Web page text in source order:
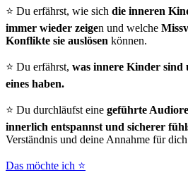
⭐ Du erfährst, wie sich die inneren
immer wieder zeigen und welche
Konflikte sie auslösen können.
⭐ Du erfährst, was innere Kinder
eines haben.
⭐ Du durchläufst eine geführte
innerlich entspannst und sicherer
Verständnis und deine Annahme für
Das möchte ich ⭐